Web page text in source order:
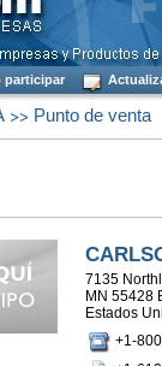
participar
>> Punto de venta
7135
MN 55428
Estados
+1-